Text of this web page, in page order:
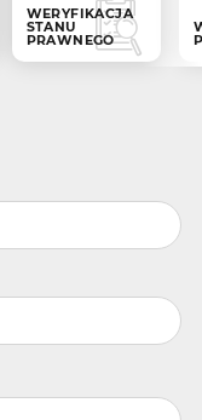
WERYFIKACJA
STANU
PRAWNEGO